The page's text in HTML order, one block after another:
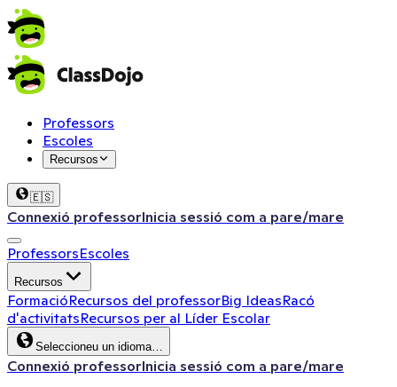
Professors
Escoles
Recursos
🇪🇸
Connexió professorInicia sessió com a pare/mare
ProfessorsEscoles
Recursos
FormacióRecursos del professorBig IdeasRacó
d'activitatsRecursos per al Líder Escolar
Seleccioneu un idioma…
Connexió professorInicia sessió com a pare/mare